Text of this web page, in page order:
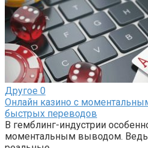
Другое 0
Онлайн казино с
быстрых переводов
В гемблинг-индустрии
моментальным выводом. Ведь